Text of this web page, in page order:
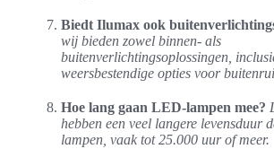
Biedt Ilumax ook
wij bieden zowel binnen- als
buitenverlichtingsoplossingen,
weersbestendige opties voor
Hoe lang gaan LED-lampen mee?
hebben een veel langere levensduur
lampen, vaak tot 25.000 uur of meer.